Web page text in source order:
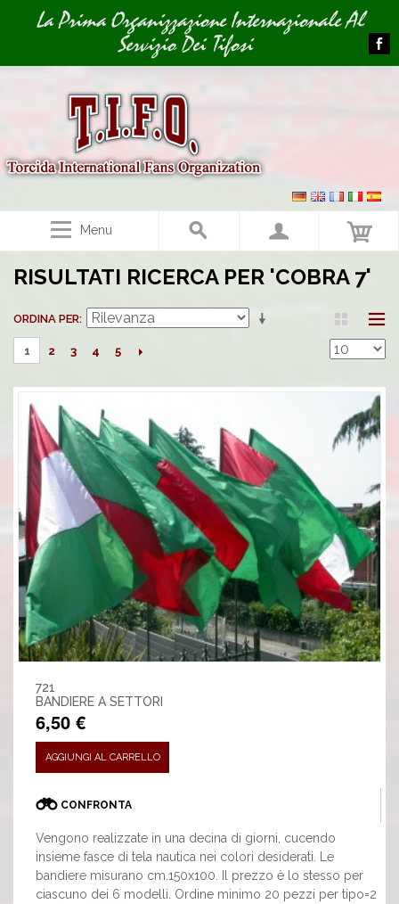
Image 01
Image 02La Prima Organizzazione Internazionale Al
Servizio Dei Tifosi
Menu
RISULTATI RICERCA PER 'COBRA 7'
ORDINA PER
1 2 3 4 5
721
BANDIERE A SETTORI
6,50 €
AGGIUNGI AL CARRELLO
CONFRONTA
Vengono realizzate in una decina di giorni, cucendo
insieme fasce di tela nautica nei colori desiderati. Le
bandiere misurano cm.150x100. Il prezzo è lo stesso per
ciascuno dei 6 modelli. Ordine minimo 20 pezzi per tipo=2